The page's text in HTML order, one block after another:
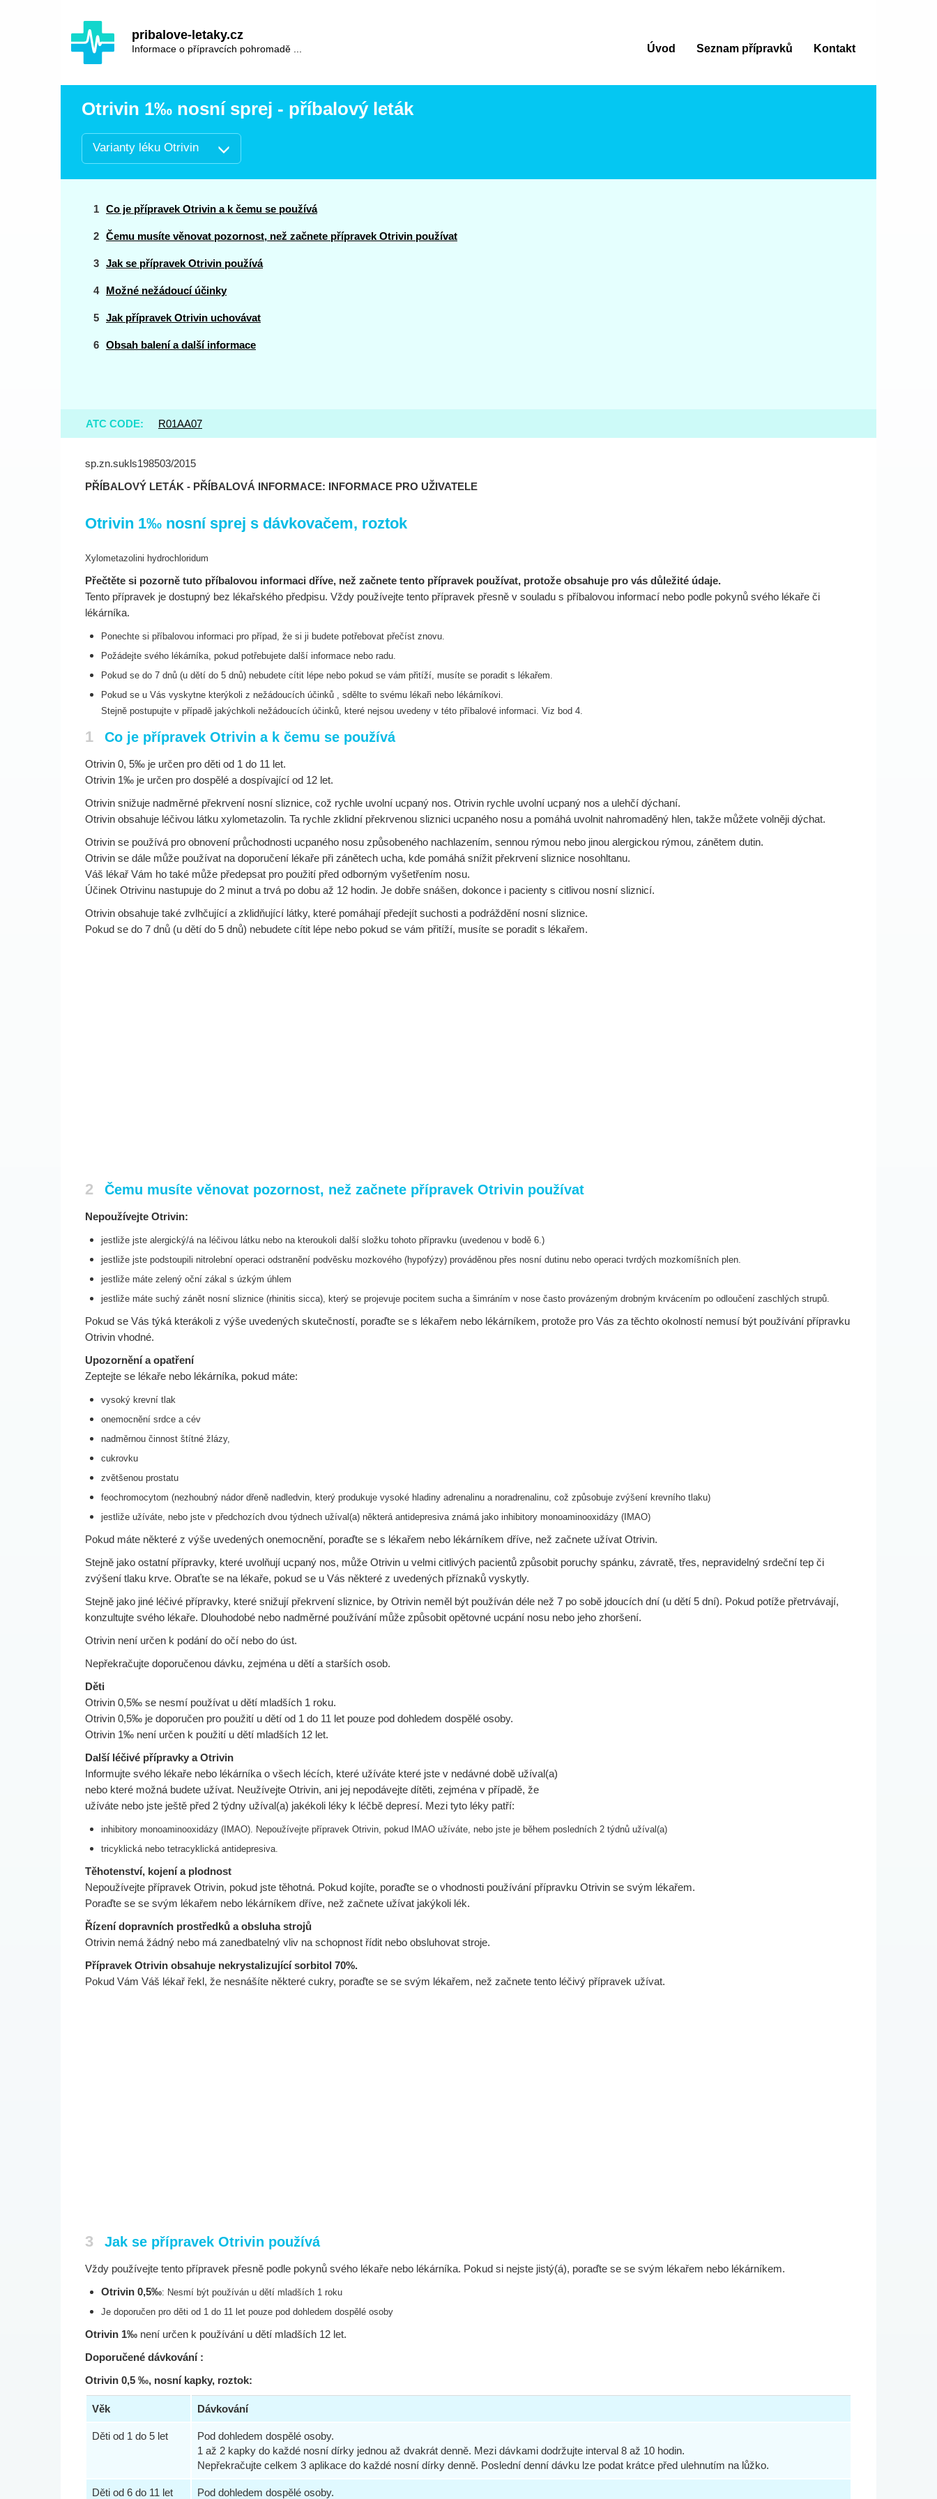
pribalove-letaky.cz
Informace o přípravcích pohromadě ...
Hlavní
navigace
Úvod Seznam přípravků Kontakt
Otrivin 1‰ nosní sprej - příbalový leták
Varianty léku Otrivin
Co je přípravek Otrivin a k čemu se používá
Čemu musíte věnovat pozornost, než začnete přípravek Otrivin používat
Jak se přípravek Otrivin používá
Možné nežádoucí účinky
Jak přípravek Otrivin uchovávat
Obsah balení a další informace
ATC CODE: R01AA07
sp.zn.sukls198503/2015
PŘÍBALOVÝ LETÁK - PŘÍBALOVÁ INFORMACE: INFORMACE PRO UŽIVATELE
Otrivin 1‰ nosní sprej s dávkovačem, roztok
Xylometazolini hydrochloridum
Přečtěte si pozorně tuto příbalovou informaci dříve, než začnete tento přípravek používat, protože obsahuje pro vás důležité údaje.
Tento přípravek je dostupný bez lékařského předpisu. Vždy používejte tento přípravek přesně v souladu s příbalovou informací nebo podle pokynů svého lékaře či
lékárníka.
Ponechte si příbalovou informaci pro případ, že si ji budete potřebovat přečíst znovu.
Požádejte svého lékárníka, pokud potřebujete další informace nebo radu.
Pokud se do 7 dnů (u dětí do 5 dnů) nebudete cítit lépe nebo pokud se vám přitíží, musíte se poradit s lékařem.
Pokud se u Vás vyskytne kterýkoli z nežádoucích účinků , sdělte to svému lékaři nebo lékárníkovi.
Stejně postupujte v případě jakýchkoli nežádoucích účinků, které nejsou uvedeny v této příbalové informaci. Viz bod 4.
1 Co je přípravek Otrivin a k čemu se používá
Otrivin 0, 5‰ je určen pro děti od 1 do 11 let.
Otrivin 1‰ je určen pro dospělé a dospívající od 12 let.
Otrivin snižuje nadměrné překrvení nosní sliznice, což rychle uvolní ucpaný nos. Otrivin rychle uvolní ucpaný nos a ulehčí dýchaní.
Otrivin obsahuje léčivou látku xylometazolin. Ta rychle zklidní překrvenou sliznici ucpaného nosu a pomáhá uvolnit nahromaděný hlen, takže můžete volněji dýchat.
Otrivin se používá pro obnovení průchodnosti ucpaného nosu způsobeného nachlazením, sennou rýmou nebo jinou alergickou rýmou, zánětem dutin.
Otrivin se dále může používat na doporučení lékaře při zánětech ucha, kde pomáhá snížit překrvení sliznice nosohltanu.
Váš lékař Vám ho také může předepsat pro použití před odborným vyšetřením nosu.
Účinek Otrivinu nastupuje do 2 minut a trvá po dobu až 12 hodin. Je dobře snášen, dokonce i pacienty s citlivou nosní sliznicí.
Otrivin obsahuje také zvlhčující a zklidňující látky, které pomáhají předejít suchosti a podráždění nosní sliznice.
Pokud se do 7 dnů (u dětí do 5 dnů) nebudete cítit lépe nebo pokud se vám přitíží, musíte se poradit s lékařem.
2 Čemu musíte věnovat pozornost, než začnete přípravek Otrivin používat
Nepoužívejte Otrivin:
jestliže jste alergický/á na léčivou látku nebo na kteroukoli další složku tohoto přípravku (uvedenou v bodě 6.)
jestliže jste podstoupili nitrolební operaci odstranění podvěsku mozkového (hypofýzy) prováděnou přes nosní dutinu nebo operaci tvrdých mozkomíšních plen.
jestliže máte zelený oční zákal s úzkým úhlem
jestliže máte suchý zánět nosní sliznice (rhinitis sicca), který se projevuje pocitem sucha a šimráním v nose často provázeným drobným krvácením po odloučení zaschlých strupů.
Pokud se Vás týká kterákoli z výše uvedených skutečností, poraďte se s lékařem nebo lékárníkem, protože pro Vás za těchto okolností nemusí být používání přípravku
Otrivin vhodné.
Upozornění a opatření
Zeptejte se lékaře nebo lékárníka, pokud máte:
vysoký krevní tlak
onemocnění srdce a cév
nadměrnou činnost štítné žlázy,
cukrovku
zvětšenou prostatu
feochromocytom (nezhoubný nádor dřeně nadledvin, který produkuje vysoké hladiny adrenalinu a noradrenalinu, což způsobuje zvýšení krevního tlaku)
jestliže užíváte, nebo jste v předchozích dvou týdnech užíval(a) některá antidepresiva známá jako inhibitory monoaminooxidázy (IMAO)
Pokud máte některé z výše uvedených onemocnění, poraďte se s lékařem nebo lékárníkem dříve, než začnete užívat Otrivin.
Stejně jako ostatní přípravky, které uvolňují ucpaný nos, může Otrivin u velmi citlivých pacientů způsobit poruchy spánku, závratě, třes, nepravidelný srdeční tep či
zvýšení tlaku krve. Obraťte se na lékaře, pokud se u Vás některé z uvedených příznaků vyskytly.
Stejně jako jiné léčivé přípravky, které snižují překrvení sliznice, by Otrivin neměl být používán déle než 7 po sobě jdoucích dní (u dětí 5 dní). Pokud potíže přetrvávají,
konzultujte svého lékaře. Dlouhodobé nebo nadměrné používání může způsobit opětovné ucpání nosu nebo jeho zhoršení.
Otrivin není určen k podání do očí nebo do úst.
Nepřekračujte doporučenou dávku, zejména u dětí a starších osob.
Děti
Otrivin 0,5‰ se nesmí používat u dětí mladších 1 roku.
Otrivin 0,5‰ je doporučen pro použití u dětí od 1 do 11 let pouze pod dohledem dospělé osoby.
Otrivin 1‰ není určen k použití u dětí mladších 12 let.
Další léčivé přípravky a Otrivin
Informujte svého lékaře nebo lékárníka o všech lécích, které užíváte které jste v nedávné době užíval(a)
nebo které možná budete užívat. Neužívejte Otrivin, ani jej nepodávejte dítěti, zejména v případě, že
užíváte nebo jste ještě před 2 týdny užíval(a) jakékoli léky k léčbě depresí. Mezi tyto léky patří:
inhibitory monoaminooxidázy (IMAO). Nepoužívejte přípravek Otrivin, pokud IMAO užíváte, nebo jste je během posledních 2 týdnů užíval(a)
tricyklická nebo tetracyklická antidepresiva.
Těhotenství, kojení a plodnost
Nepoužívejte přípravek Otrivin, pokud jste těhotná. Pokud kojíte, poraďte se o vhodnosti používání přípravku Otrivin se svým lékařem.
Poraďte se se svým lékařem nebo lékárníkem dříve, než začnete užívat jakýkoli lék.
Řízení dopravních prostředků a obsluha strojů
Otrivin nemá žádný nebo má zanedbatelný vliv na schopnost řídit nebo obsluhovat stroje.
Přípravek Otrivin obsahuje nekrystalizující sorbitol 70%.
Pokud Vám Váš lékař řekl, že nesnášíte některé cukry, poraďte se se svým lékařem, než začnete tento léčivý přípravek užívat.
3 Jak se přípravek Otrivin používá
Vždy používejte tento přípravek přesně podle pokynů svého lékaře nebo lékárníka. Pokud si nejste jistý(á), poraďte se se svým lékařem nebo lékárníkem.
Otrivin 0,5‰: Nesmí být používán u dětí mladších 1 roku
Je doporučen pro děti od 1 do 11 let pouze pod dohledem dospělé osoby
Otrivin 1‰ není určen k používání u dětí mladších 12 let.
Doporučené dávkování :
Otrivin 0,5 ‰, nosní kapky, roztok:
Věk Dávkování
Děti od 1 do 5 let
Pod dohledem dospělé osoby.
1 až 2 kapky do každé nosní dírky jednou až dvakrát denně. Mezi dávkami dodržujte interval 8 až 10 hodin.
Nepřekračujte celkem 3 aplikace do každé nosní dírky denně. Poslední denní dávku lze podat krátce před ulehnutím na lůžko.
Děti od 6 do 11 let Pod dohledem dospělé osoby.